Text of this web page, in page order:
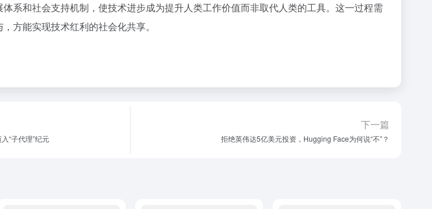
系和社会支持机制，使技术进步成为提升人类工作价值而非取代人类的工具。这一过程需
方能实现技术红利的社会化共享。
“子代理”纪元
下一篇
拒绝英伟达5亿美元投资，Hugging Face为何说“不”？